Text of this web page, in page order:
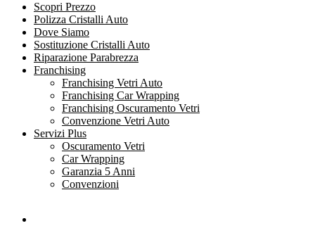
Scopri Prezzo
Polizza Cristalli Auto
Dove Siamo
Sostituzione Cristalli Auto
Riparazione Parabrezza
Franchising
Franchising Vetri Auto
Franchising Car Wrapping
Franchising Oscuramento Vetri
Convenzione Vetri Auto
Servizi Plus
Oscuramento Vetri
Car Wrapping
Garanzia 5 Anni
Convenzioni